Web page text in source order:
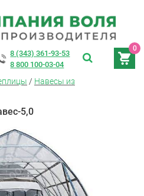
0
8 (343) 361-93-53
8 800 100-03-04
/ Навесы из
5,0